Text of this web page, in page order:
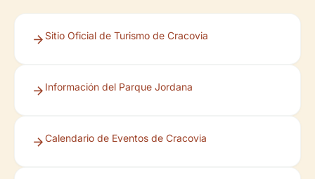
Sitio Oficial de Turismo de Cracovia
Información del Parque Jordana
Calendario de Eventos de Cracovia